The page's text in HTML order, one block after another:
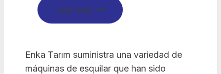
Leer más
Enka Tarım suministra una variedad de
máquinas de esquilar que han sido